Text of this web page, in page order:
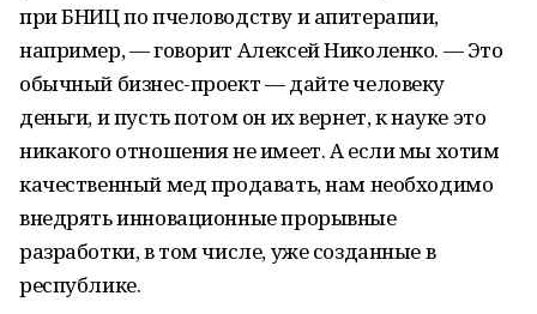
при БНИЦ по пчеловодству и апитерапии,
например, — говорит Алексей Николенко. — Это
обычный бизнес-проект — дайте человеку
деньги, и пусть потом он их вернет, к науке это
никакого отношения не имеет. А если мы хотим
качественный мед продавать, нам необходимо
внедрять инновационные прорывные
разработки, в том числе, уже созданные в
республике.